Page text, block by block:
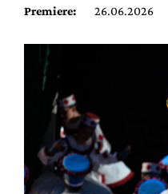
Premiere:
26.06.2026